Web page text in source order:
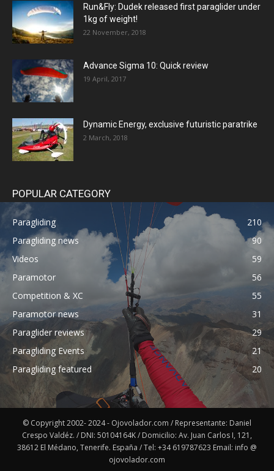
Run&Fly: Dudek released first paraglider under
1kg of weight!
22 November, 2018
Advance Sigma 10: Quick review
19 April, 2017
Dynamic Energy, exclusive futuristic paratrike
2 March, 2018
POPULAR CATEGORY
Paragliding
210
Paragliding news
90
Videos
59
Paramotor
56
Competition & XC
55
Paramotor news
31
Paraglider reviews
29
Paragliding Events
21
Paragliding featured
20
© Copyright 2002- 2024 - Ojovolador.com / Representante: Daniel
Crespo Valdéz. / DNI: 50104164K / Domicilio: Av. Juan Carlos I, 121,
38612 El Médano, Tenerife. España / Tel: +34 619787623 Email: info @
ojovolador.com